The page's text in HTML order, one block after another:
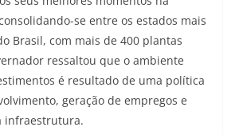
se entre os estados mais
Brasil, com mais de 400 plantas
ressaltou que o ambiente
é resultado de uma política
geração de empregos e
infraestrutura.